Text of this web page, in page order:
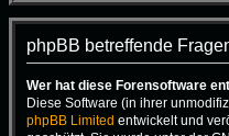
phpBB betreffende
Wer hat diese Forensoftware
Diese Software (in ihrer
phpBB Limited entwickelt und